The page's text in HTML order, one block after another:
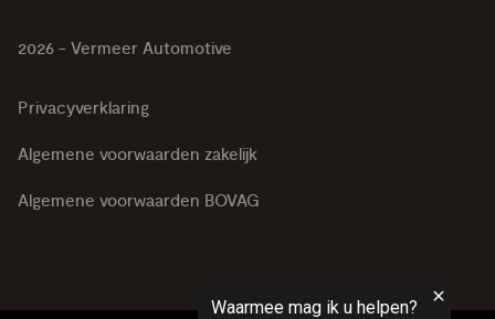
2026 - Vermeer Automotive
Privacyverklaring
Algemene voorwaarden zakelijk
Algemene voorwaarden BOVAG